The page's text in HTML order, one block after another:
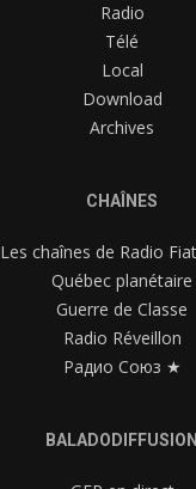
Radio
Télé
Local
Download
Archives
CHAÎNES
Les chaînes de Radio
Québec planétaire
Guerre de Classe
Radio Réveillon
Радио Союз ★
BALADODIFFUSION